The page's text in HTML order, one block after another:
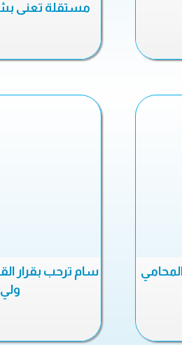
مستقلة تعنى
سام ترحب بقرار